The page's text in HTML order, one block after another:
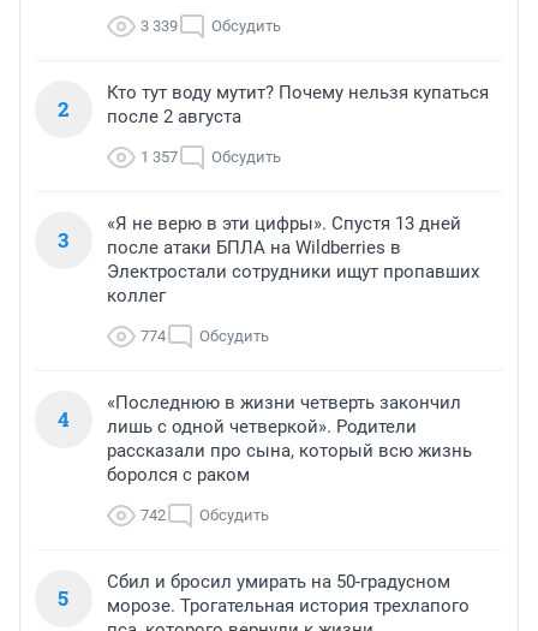
3 339 Обсудить
2
Кто тут воду мутит? Почему нельзя купаться
после 2 августа
1 357 Обсудить
3
«Я не верю в эти цифры». Спустя 13 дней
после атаки БПЛА на Wildberries в
Электростали сотрудники ищут пропавших
коллег
774 Обсудить
4
«Последнюю в жизни четверть закончил
лишь с одной четверкой». Родители
рассказали про сына, который всю жизнь
боролся с раком
742 Обсудить
5
Сбил и бросил умирать на 50-градусном
морозе. Трогательная история трехлапого